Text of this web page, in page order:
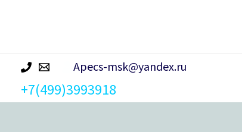
Apecs-msk@yandex.ru
+7(499)3993918